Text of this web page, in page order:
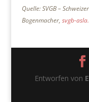
Quelle: SVGB –
Bogenmacher, svgb-
Entworfen von